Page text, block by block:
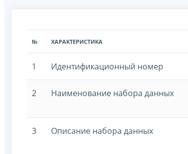
№ ХАРАКТЕРИСТИКА
1 Идентификационный номер
2 Наименование набора данных
3 Описание набора данных